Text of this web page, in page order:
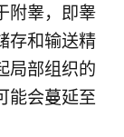
附睾，即睾
存和输送精
局部组织的
能会蔓延至